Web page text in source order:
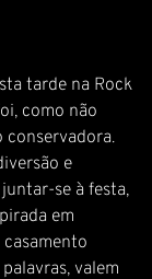
tarde na Rock
como não
conservadora.
e
se à festa,
em
valem